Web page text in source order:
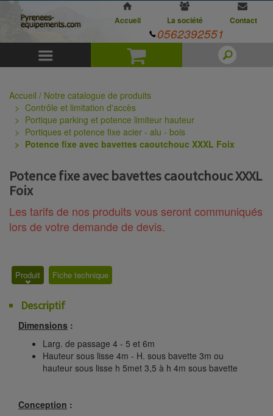
Panier
Accueil La société Contact
0562392551
Accueil / Notre catalogue de produits
Contrôle et limitation d'accès
Portique parking et potence limiteur hauteur
Portiques et potence fixe acier - alu - bois
Potence fixe avec bavettes caoutchouc XXXL Foix
Potence fixe avec bavettes caoutchouc XXXL
Foix
Les tarifs de nos produits vous seront communiqués
lors de votre demande de devis.
Produit Fiche technique
Descriptif
Dimensions :
Larg. de passage 4 - 5 et 6m
Hauteur sous lisse 4m - H. sous bavette 3m ou
hauteur sous lisse h 5met 3,5 à h 4m sous bavette
Conception :